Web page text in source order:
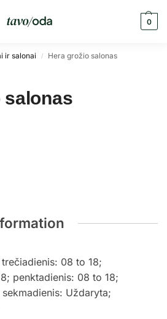
0
ir salonai / Hera grožio salonas
salonas
08 to 18;
penktadienis: 08 to 18;
Uždaryta;